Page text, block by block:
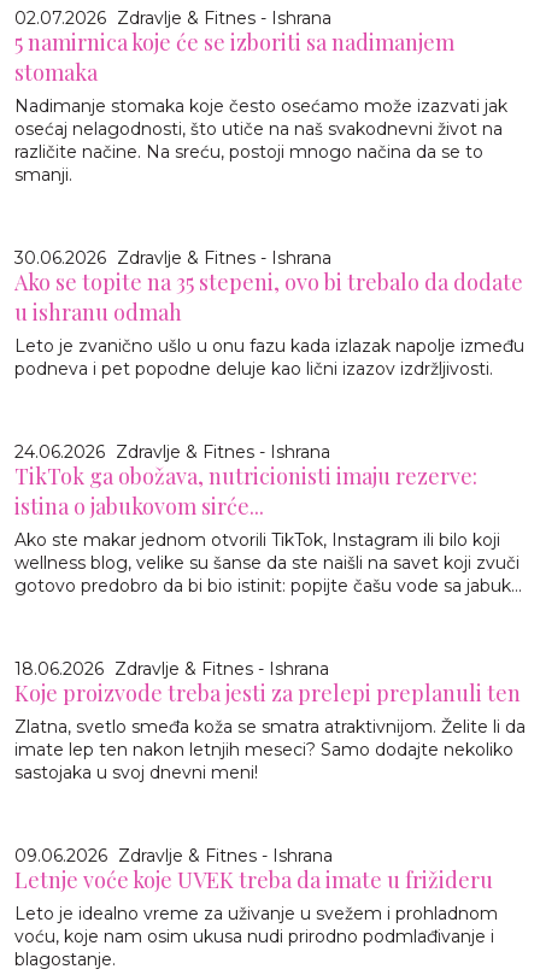
02.07.2026 Zdravlje & Fitnes - Ishrana
5 namirnica koje će se izboriti sa nadimanjem
stomaka
Nadimanje stomaka koje često osećamo može izazvati jak
osećaj nelagodnosti, što utiče na naš svakodnevni život na
različite načine. Na sreću, postoji mnogo načina da se to
smanji.
30.06.2026 Zdravlje & Fitnes - Ishrana
Ako se topite na 35 stepeni, ovo bi trebalo da dodate
u ishranu odmah
Leto je zvanično ušlo u onu fazu kada izlazak napolje između
podneva i pet popodne deluje kao lični izazov izdržljivosti.
24.06.2026 Zdravlje & Fitnes - Ishrana
TikTok ga obožava, nutricionisti imaju rezerve:
istina o jabukovom sirće...
Ako ste makar jednom otvorili TikTok, Instagram ili bilo koji
wellness blog, velike su šanse da ste naišli na savet koji zvuči
gotovo predobro da bi bio istinit: popijte čašu vode sa jabuk...
18.06.2026 Zdravlje & Fitnes - Ishrana
Koje proizvode treba jesti za prelepi preplanuli ten
Zlatna, svetlo smeđa koža se smatra atraktivnijom. Želite li da
imate lep ten nakon letnjih meseci? Samo dodajte nekoliko
sastojaka u svoj dnevni meni!
09.06.2026 Zdravlje & Fitnes - Ishrana
Letnje voće koje UVEK treba da imate u frižideru
Leto je idealno vreme za uživanje u svežem i prohladnom
voću, koje nam osim ukusa nudi prirodno podmlađivanje i
blagostanje.